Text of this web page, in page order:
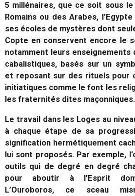
5 millénaires, que ce soit sous
Romains ou des Arabes,
ses écoles de mystères dont
Copte en conservent encore le
notamment leurs enseignements
cabalistiques, basés sur un
et reposant sur des rituels pour
initiatiques comme le font les
les fraternités dites maçonniques.
Le travail dans les Loges au
à chaque étape de sa
signification hermétiquement
lui sont proposés. Par exemple,
outils qui de degré en degré
pour aboutir à l’Esprit
L’Ouroboros, ce sceau